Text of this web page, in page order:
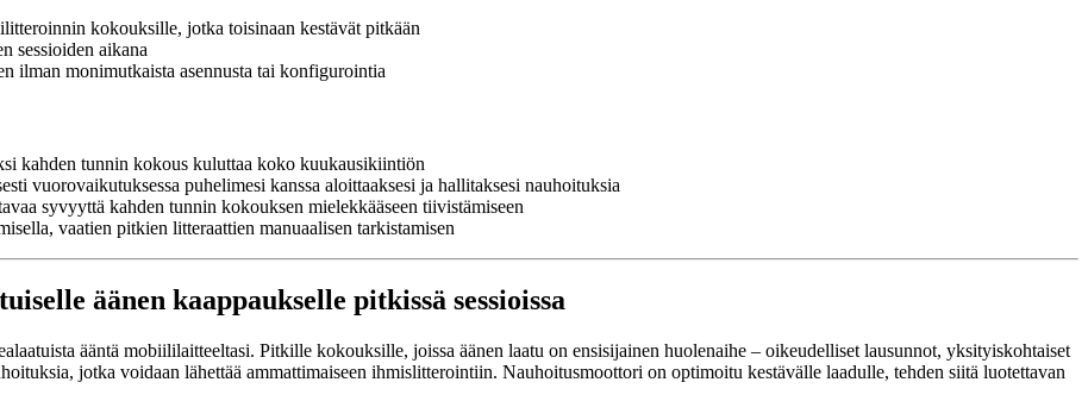
kokouksille, jotka toisinaan kestävät pitkään
sessioiden aikana
ilman monimutkaista asennusta tai konfigurointia
kahden tunnin kokous kuluttaa koko kuukausikiintiön
vuorovaikutuksessa puhelimesi kanssa aloittaaksesi ja hallitaksesi nauhoituksia
syvyyttä kahden tunnin kokouksen mielekkääseen tiivistämiseen
vaatien pitkien litteraattien manuaalisen tarkistamisen
äänen kaappaukselle pitkissä sessioissa
ääntä mobiililaitteeltasi. Pitkille kokouksille, joissa äänen laatu on ensisijainen huolenaihe – oikeudelliset lausunnot, yksityiskohtaiset
jotka voidaan lähettää ammattimaiseen ihmislitterointiin. Nauhoitusmoottori on optimoitu kestävälle laadulle, tehden siitä luotettavan